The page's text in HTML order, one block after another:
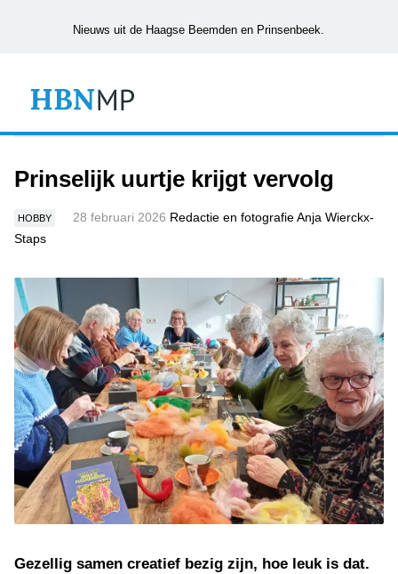
Nieuws uit de Haagse Beemden en Prinsenbeek.
Prinselijk uurtje krijgt vervolg
HOBBY 28 februari 2026 Redactie en fotografie Anja Wierckx-
Staps
Gezellig samen creatief bezig zijn, hoe leuk is dat.